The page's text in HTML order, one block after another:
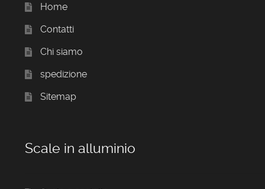
Home
Contatti
Chi siamo
spedizione
Sitemap
Scale in alluminio